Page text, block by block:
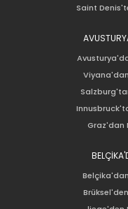
Saint
Viyana'dan
Graz'dan
Belçika'dan